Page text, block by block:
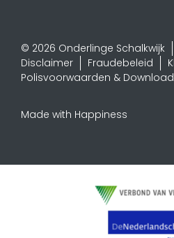
© 2026 Onderlinge Schalkwijk
Disclaimer
Fraudebeleid
Polisvoorwaarden &
Made with Happiness